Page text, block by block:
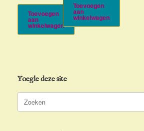
Toevoegen
aan
winkelwagen
Toevoegen
aan
winkelwagen
Yoegle deze site
Zoeken
naar: